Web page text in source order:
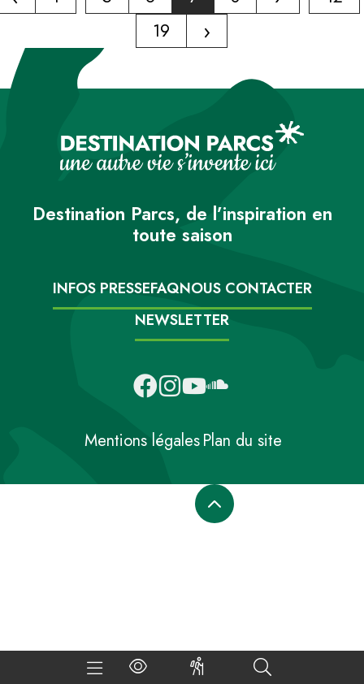
19 ›
Destination Parcs, de l’inspiration en
toute saison
INFOS PRESSEFAQNOUS CONTACTER
NEWSLETTER
Mentions légalesPlan du site